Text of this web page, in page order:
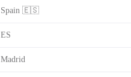
Spain 🇪🇸
ES
Madrid